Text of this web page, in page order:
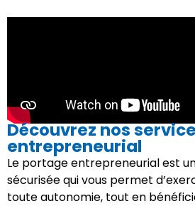
Découvrez nos
entrepreneurial
Le portage entrepreneurial est
sécurisée qui vous permet
toute autonomie, tout en